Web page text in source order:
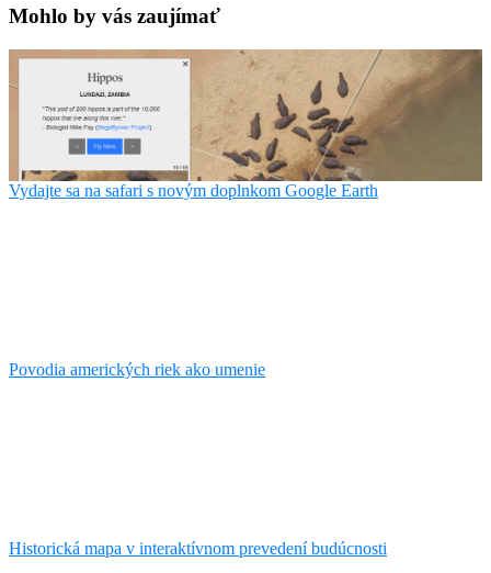
Mohlo by vás zaujímať
Vydajte sa na safari s novým doplnkom Google Earth
Povodia amerických riek ako umenie
Historická mapa v interaktívnom prevedení budúcnosti